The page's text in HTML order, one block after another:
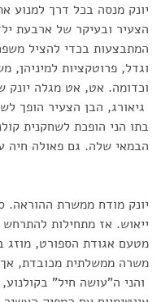
יונק מנסה בכל דרך למנוע
הצעיר ובעיקר של ארבעת
המתבצעות בכדי להציל
וגדל, פרוטקציות למיניהן,
וכדומה. אט, אט מגלה
גיאורג, הבן הצעיר הופך
בתו הני הופכת לשחקנית
הבמאי שלה. גם פאולה חיה
יונק מודח ממשרת ההוראה.
ייאוש. אז מתחילות
מטעם אגודת הספורט, מוזג
משרה ממשלתית מכובדת,
והני ה"עושה חיל"